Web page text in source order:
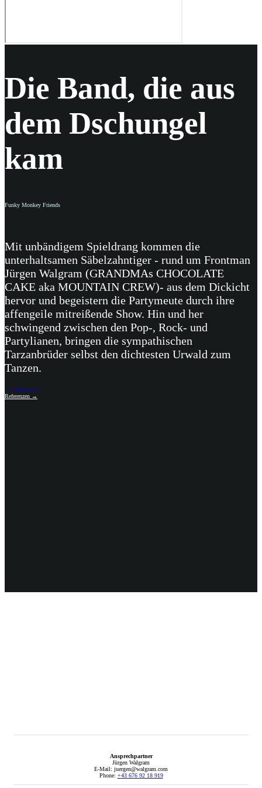
Die Band, die aus
dem Dschungel
kam
Funky Monkey Friends
Mit unbändigem Spieldrang kommen die
unterhaltsamen Säbelzahntiger - rund um Frontman
Jürgen Walgram (GRANDMAs CHOCOLATE
CAKE aka MOUNTAIN CREW)- aus dem Dickicht
hervor und begeistern die Partymeute durch ihre
affengeile mitreißende Show. Hin und her
schwingend zwischen den Pop-, Rock- und
Partylianen, bringen die sympathischen
Tarzanbrüder selbst den dichtesten Urwald zum
Tanzen.
Live-Eindrücke
Referenzen →
Ansprechpartner
Jürgen Walgram
E-Mail: juergen@walgram.com
Phone: +43 676 92 18 919